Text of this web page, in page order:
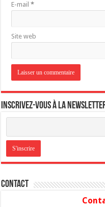
E-mail*
Site web
Inscrivez-vous à la
Contact